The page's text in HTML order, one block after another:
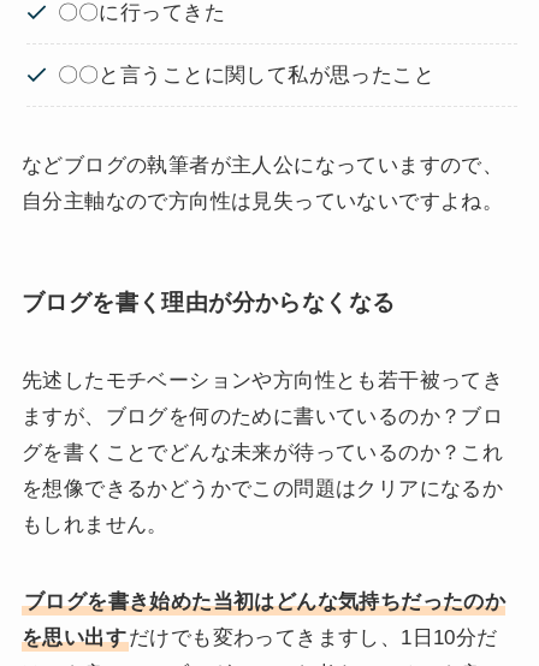
〇〇に行ってきた
〇〇と言うことに関して私が思ったこと
などブログの執筆者が主人公になっていますので、
自分主軸なので方向性は見失っていないですよね。
ブログを書く理由が分からなくなる
先述したモチベーションや方向性とも若干被ってき
ますが、ブログを何のために書いているのか？ブロ
グを書くことでどんな未来が待っているのか？これ
を想像できるかどうかでこの問題はクリアになるか
もしれません。
ブログを書き始めた当初はどんな気持ちだったのか
を思い出すだけでも変わってきますし、1日10分だ